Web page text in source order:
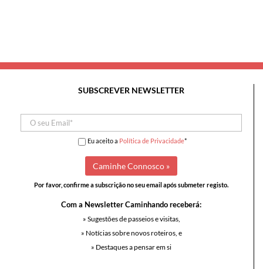
SUBSCREVER NEWSLETTER
Eu aceito a Política de Privacidade*
Por favor, confirme a subscrição no seu email após submeter registo.
Com a Newsletter Caminhando receberá:
» Sugestões de passeios e visitas,
» Notícias sobre novos roteiros, e
» Destaques a pensar em si